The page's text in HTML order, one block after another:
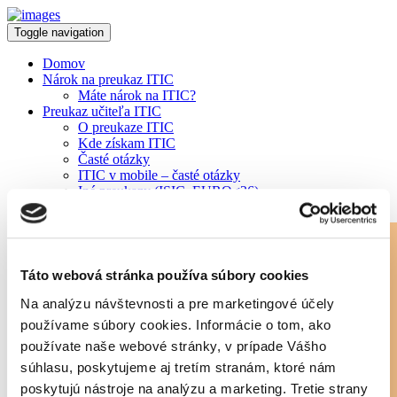
Táto webová stránka používa súbory cookies
Na analýzu návštevnosti a pre marketingové účely
používame súbory cookies. Informácie o tom, ako
používate naše webové stránky, v prípade Vášho
súhlasu, poskytujeme aj tretím stranám, ktoré nám
poskytujú nástroje na analýzu a marketing. Tretie strany
Toggle navigation
Domov
Nárok na preukaz ITIC
Máte nárok na ITIC?
Preukaz učiteľa ITIC
O preukaze ITIC
Kde získam ITIC
Časté otázky
ITIC v mobile – časté otázky
Iné preukazy (ISIC, EURO<26)
Zľavy
Zľava v LIDL
Všetky zľavy na Slovensku
Zľavy v zahraničí
Chcem novú zľavu
Predĺženie platnosti ITIC
Overte si platnosť preukazu
Ako predĺžiť platnosť ITIC
VŠ vydávajúce ITIC
ZŠ/SŠ vydávajúce ITIC